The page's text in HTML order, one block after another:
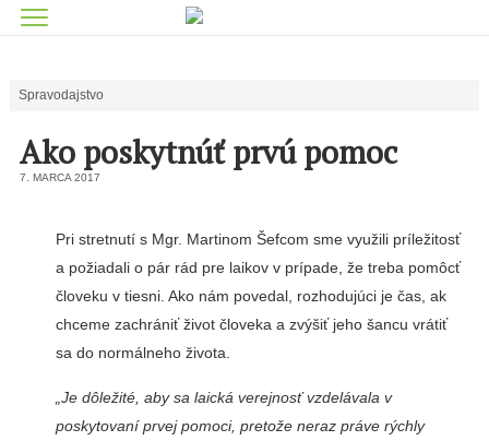
Spravodajstvo
Ako poskytnúť prvú pomoc
7. MARCA 2017
Pri stretnutí s Mgr. Martinom Šefcom sme využili príležitosť
a požiadali o pár rád pre laikov v prípade, že treba pomôcť
človeku v tiesni. Ako nám povedal, rozhodujúci je čas, ak
chceme zachrániť život človeka a zvýšiť jeho šancu vrátiť
sa do normálneho života.
„Je dôležité, aby sa laická verejnosť vzdelávala v
poskytovaní prvej pomoci, pretože neraz práve rýchly